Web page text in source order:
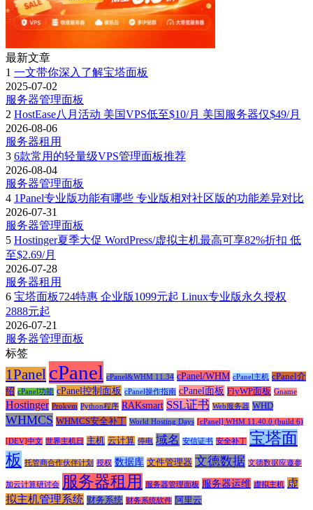
最新文章
1 一文带你深入了解宝塔面板
2025-07-02
服务器管理面板
2 HostEase八月活动 美国VPS低至$10/月 美国服务器仅$49/月
2026-08-06
服务器租用
3 6款常用的轻量级VPS管理面板推荐
2026-08-04
服务器管理面板
4 1Panel专业版功能有哪些 专业版相对社区版的功能差异对比
2026-07-31
服务器管理面板
5 Hostinger夏季大促 WordPress/虚拟主机最高可享82%折扣 低
至$2.69/月
2026-07-28
服务器租用
6 宝塔面板724特惠 企业版1099元起 Linux专业版永久授权
2888元起
2026-07-21
服务器管理面板
标签
1Panel cPanel cPanel&WHM 11.34 cPanel/WHM cPanel主机 cPanel介
绍 cPanel功能 cPanel控制面板 cPanel操作指南 cPanel面板 FlyWP面板 Gname
Hostinger Prokvm Python程序 RAKsmart SSL证书 Web服务器 WHD
WHMCS WHMCS安全补丁 World Hosting Days [cPanel] WHM 11.40.0 (build 6)
[DEV]中文 世界主机日 主机 云计算 停电 域名 安信证书 安全补丁 宝塔面
板
托管商合作伙伴计划 授权 数据库 文件管理器 文德数据 文德数据应邀参
加云计算研讨会 服务器租用 服务器管理面板 服务器运维 虚拟主机 虚
拟主机管理系统 财务系统 财务系统软件 阿里云